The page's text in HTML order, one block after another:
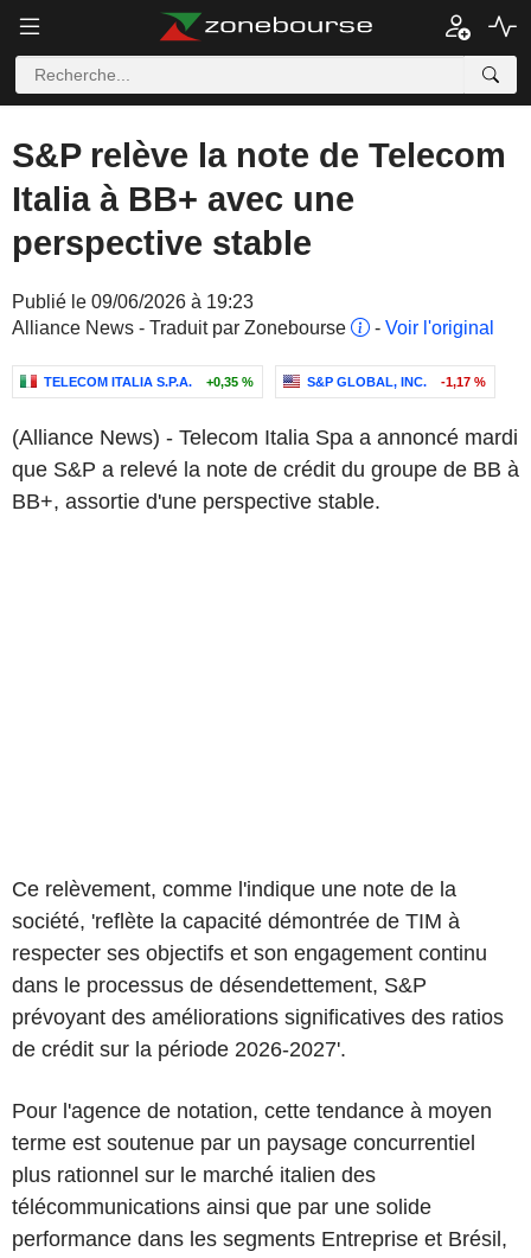
S&P relève la note de Telecom
Italia à BB+ avec une
perspective stable
Publié le 09/06/2026 à 19:23
Alliance News - Traduit par Zonebourse
- Voir l'original
TELECOM ITALIA S.P.A. +0,35 % S&P GLOBAL, INC. -1,17 %
(Alliance News) - Telecom Italia Spa a annoncé mardi
que S&P a relevé la note de crédit du groupe de BB à
BB+, assortie d'une perspective stable.
Ce relèvement, comme l'indique une note de la
société, 'reflète la capacité démontrée de TIM à
respecter ses objectifs et son engagement continu
dans le processus de désendettement, S&P
prévoyant des améliorations significatives des ratios
de crédit sur la période 2026-2027'.
Pour l'agence de notation, cette tendance à moyen
terme est soutenue par un paysage concurrentiel
plus rationnel sur le marché italien des
télécommunications ainsi que par une solide
performance dans les segments Entreprise et Brésil,